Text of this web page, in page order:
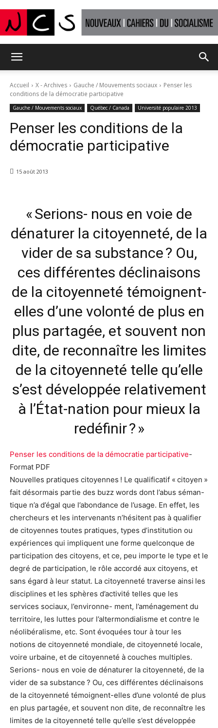
du
Accueil X - Archives Gauche / Mouvements sociaux
Penser les
conditions de la démocratie participative
Gauche / Mouvements sociaux Québec / Canada Université populaire 2013
Penser les conditions de la
démocratie participative
15 août 2013
« Serions- nous en voie de
dénaturer la citoyenneté, de la
vider de sa substance ? Ou,
ces différentes déclinaisons
de la citoyenneté témoignent-
elles d’une volonté de plus en
plus partagée, et souvent non
dite, de reconnaître les limites
de la citoyenneté telle qu’elle
s’est développée relativement
à l’État-nation pour mieux la
redéfinir ? »
Penser les conditions de la démocratie participative-
Format PDF
Nouvelles pratiques citoyennes ! Le qualificatif « citoyen »
fait désormais partie des buzz words dont l’abus séman-
tique n’a d’égal que l’abondance de l’usage. En effet, les
chercheurs et les intervenants n’hésitent pas à qualifier
de citoyennes toutes pratiques, types d’institution ou
expériences qui impliquent une forme quelconque de
participation des citoyens, et ce, peu importe le type et le
degré de participation, le rôle accordé aux citoyens, et
sans égard à leur statut. La citoyenneté traverse ainsi les
disciplines et les sphères d’activité telles que les
services sociaux, l’environne- ment, l’aménagement du
territoire, les luttes pour l’altermondialisme et contre le
néolibéralisme, etc. Sont évoquées tour à tour les
notions de citoyenneté mondiale, de citoyenneté locale,
voire urbaine, et de citoyenneté à couches multiples.
Serions- nous en voie de dénaturer la citoyenneté, de la
vider de sa substance ? Ou, ces différentes déclinaisons
de la citoyenneté témoignent-elles d’une volonté de plus
en plus partagée, et souvent non dite, de reconnaître les
limites de la citoyenneté telle qu’elle s’est développée